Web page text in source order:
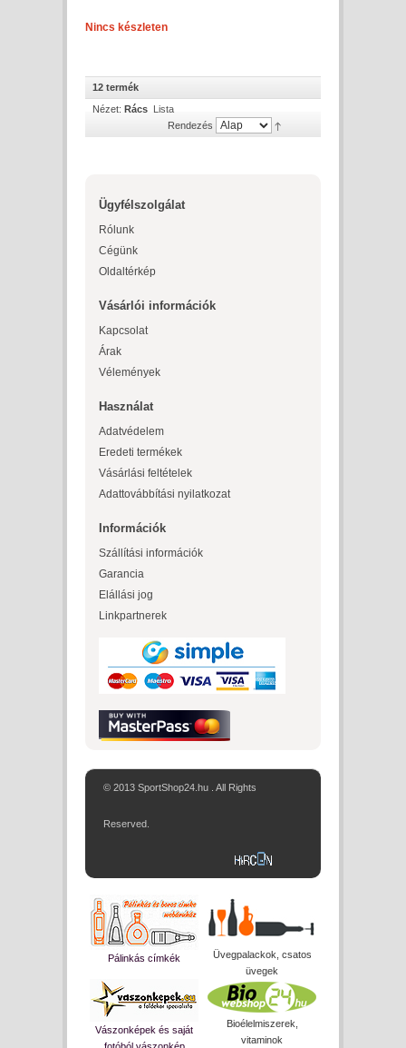
Nincs készleten
12 termék
Nézet: Rács Lista
Rendezés
Ügyfélszolgálat
Rólunk
Cégünk
Oldaltérkép
Vásárlói információk
Kapcsolat
Árak
Vélemények
Használat
Adatvédelem
Eredeti termékek
Vásárlási feltételek
Adattovábbítási nyilatkozat
Információk
Szállítási információk
Garancia
Elállási jog
Linkpartnerek
© 2013 SportShop24.hu . All Rights
Reserved.
Pálinkás címkék
Üvegpalackok, csatos
üvegek
Vászonképek és saját
Bioélelmiszerek,
vitaminok